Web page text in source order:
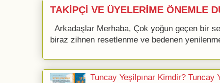
TAKİPÇİ VE ÜYELERİME ÖNEMLE
Arkadaşlar Merhaba, Çok yoğun geçen bir
biraz zihnen resetlenme ve bedenen
Tuncay Yeşilpınar Kimdir? Tuncay